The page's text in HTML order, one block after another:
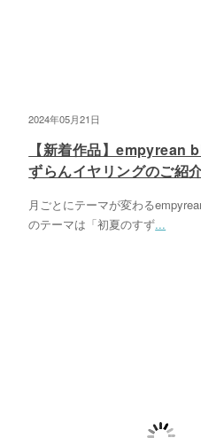
2024年05月21日
【新着作品】
ずらんイヤリングのご紹
月ごとにテーマが変わる
のテーマは「初夏のすず...